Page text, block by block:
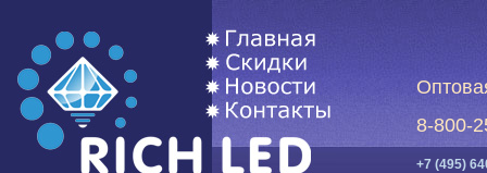
8-800-
+7 (495)